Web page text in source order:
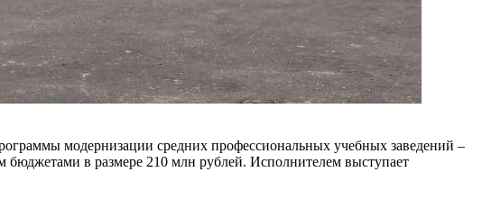
модернизации средних профессиональных учебных заведений –
бюджетами в размере 210 млн рублей. Исполнителем выступает